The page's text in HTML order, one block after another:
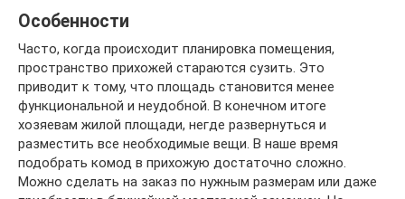
Особенности
Часто, когда происходит планировка помещения,
пространство прихожей стараются сузить. Это
приводит к тому, что площадь становится менее
функциональной и неудобной. В конечном итоге
хозяевам жилой площади, негде развернуться и
разместить все необходимые вещи. В наше время
подобрать комод в прихожую достаточно сложно.
Можно сделать на заказ по нужным размерам или даже